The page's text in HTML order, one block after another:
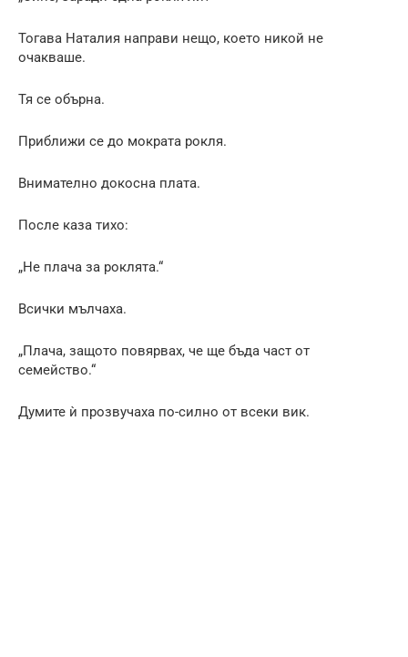
Тогава Наталия направи нещо, което никой не
очакваше.
Тя се обърна.
Приближи се до мократа рокля.
Внимателно докосна плата.
После каза тихо:
„Не плача за роклята.“
Всички мълчаха.
„Плача, защото повярвах, че ще бъда част от
семейство.“
Думите ѝ прозвучаха по-силно от всеки вик.